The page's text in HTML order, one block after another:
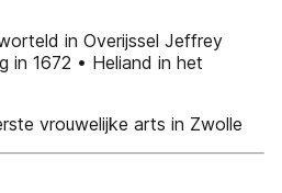
in Overijssel Jeffrey
in 1672 • Heliand in het
vrouwelijke arts in Zwolle